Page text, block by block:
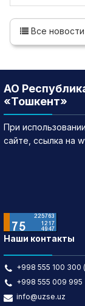
Все новости
АО
«Тошкент»
При
сайте, ссылка на
Наши контакты
+998 555 100 300
+998 555 009 995
info@uzse.uz